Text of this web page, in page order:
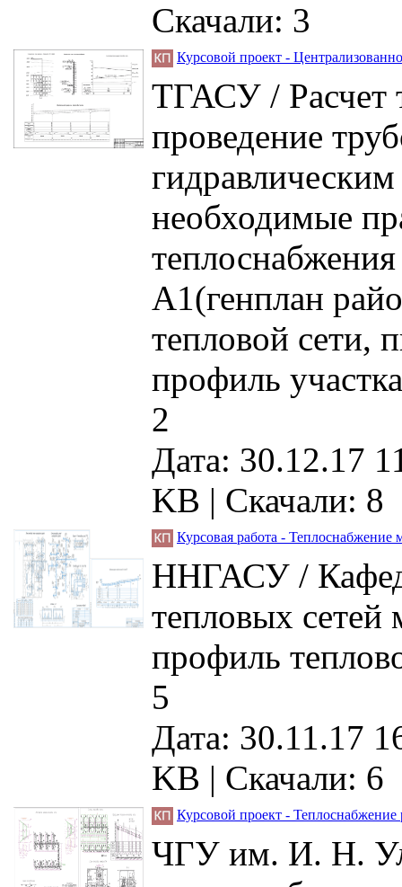
Скачали: 3
Курсовой проект -
ТГАСУ / Расчет
проведение
необходимые
А1(генплан
тепловой сети,
профиль
2
Дата: 30.12.17
KB | Скачали: 8
Курсовая работа -
ННГАСУ /
тепловых
профиль
5
Дата: 30.11.17
KB | Скачали: 6
Курсовой проект - Теплоснабжение
ЧГУ им. И. Н.